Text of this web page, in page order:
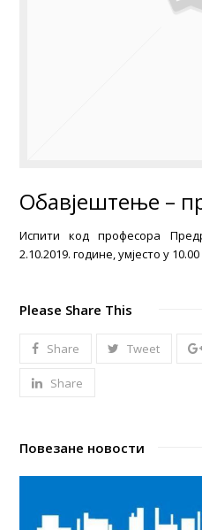
Обавјештење –
Испити код професора
2.10.2019. године, умјесто у
Please Share This
Share Tweet
Share
Повезане новости